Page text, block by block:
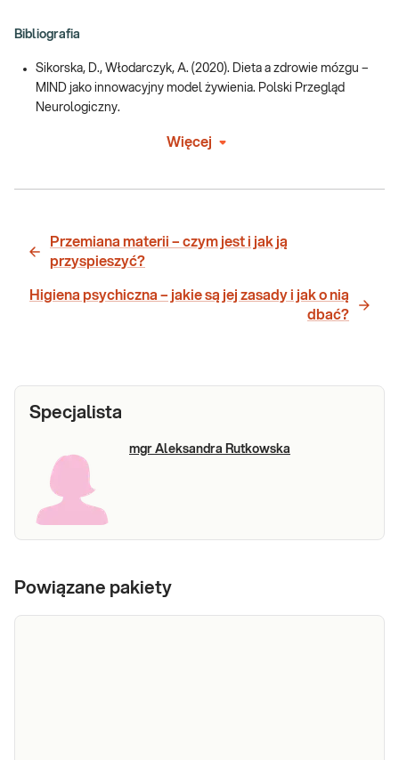
Bibliografia
Sikorska, D., Włodarczyk, A. (2020). Dieta a zdrowie mózgu –
MIND jako innowacyjny model żywienia. Polski Przegląd
Neurologiczny.
Więcej
Przemiana materii – czym jest i jak ją
przyspieszyć?
Higiena psychiczna – jakie są jej zasady i jak o nią
dbać?
Specjalista
mgr Aleksandra Rutkowska
Powiązane pakiety